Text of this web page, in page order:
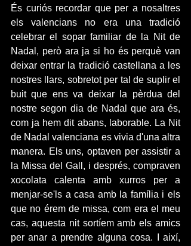
És curiós recordar que per a nosaltres
els valencians no era una tradició
celebrar el sopar familiar de la Nit de
Nadal, però ara ja si ho és perquè van
deixar entrar la tradició castellana a les
nostres llars, sobretot per tal de suplir el
buit que ens va deixar la pèrdua del
nostre segon dia de Nadal que ara és,
com ja hem dit abans, laborable. La Nit
de Nadal valenciana es vivia d'una altra
manera. Els uns, optaven per assistir a
la Missa del Gall, i després, compraven
xocolata calenta amb xurros per a
menjar-se'ls a casa amb la família i els
que no érem de missa, com era el meu
cas, aquesta nit sortíem amb els amics
per anar a prendre alguna cosa. I així,